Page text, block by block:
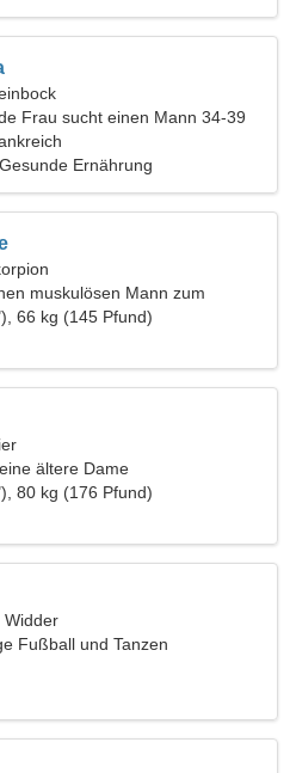
Frau sucht einen Mann 34-39
Ernährung
muskulösen Mann zum
Wandern
66 kg (145 Pfund)
ältere Dame
80 kg (176 Pfund)
Widder
Fußball und Tanzen